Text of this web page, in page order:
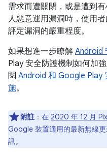
需求而遭關閉，或是遭到
人惡意運用漏洞時，使用
評定漏洞的嚴重程度。
如果想進一步瞭解 Android
Play 安全防護機制如何加
閱 Android 和 Google Play
施。
附註 ：在 2020 年 12 月
Google 裝置適用的最新無線
訊。